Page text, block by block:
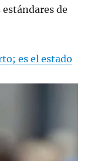
de
es el estado